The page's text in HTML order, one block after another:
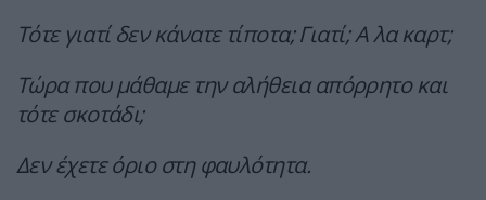
Τότε γιατί δεν κάνατε τίποτα; Γιατί; Α λα καρτ;
Τώρα που μάθαμε την αλήθεια απόρρητο και
τότε σκοτάδι;
Δεν έχετε όριο στη φαυλότητα.